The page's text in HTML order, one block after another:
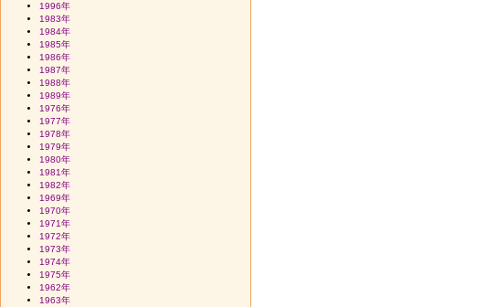
1996年
1983年
1984年
1985年
1986年
1987年
1988年
1989年
1976年
1977年
1978年
1979年
1980年
1981年
1982年
1969年
1970年
1971年
1972年
1973年
1974年
1975年
1962年
1963年